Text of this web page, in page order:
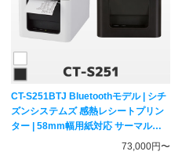
CT-S251BTJ Bluetoothモデル | シチ
ズンシステムズ 感熱レシートプリン
ター | 58mm幅用紙対応 サーマルプ
リンター Bluetooth・USB対応
73,000円〜